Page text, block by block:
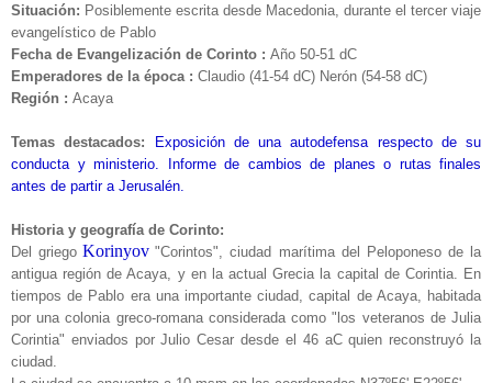
Situación: Posiblemente escrita desde Macedonia, durante el tercer viaje
evangelístico de Pablo
Fecha de Evangelización de Corinto : Año 50-51 dC
Emperadores de la época : Claudio (41-54 dC) Nerón (54-58 dC)
Región : Acaya
Temas destacados:
Exposición de una autodefensa respecto de su
conducta y ministerio. Informe de cambios de planes o rutas finales
antes de partir a Jerusalén.
Historia y geografía de Corinto:
Del griego Korinyov "Corintos", ciudad marítima del Peloponeso de la
antigua región de Acaya, y en la actual Grecia la capital de Corintia. En
tiempos de Pablo era una importante ciudad, capital de Acaya, habitada
por una colonia greco-romana considerada como "los veteranos de Julia
Corintia" enviados por Julio Cesar desde el 46 aC quien reconstruyó la
ciudad.